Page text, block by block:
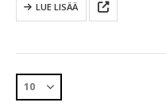
LUE LISÄÄ